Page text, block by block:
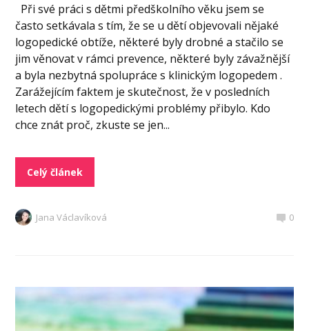
Při své práci s dětmi předškolního věku jsem se
často setkávala s tím, že se u dětí objevovali nějaké
logopedické obtíže, některé byly drobné a stačilo se
jim věnovat v rámci prevence, některé byly závažnější
a byla nezbytná spolupráce s klinickým logopedem .
Zarážejícím faktem je skutečnost, že v posledních
letech dětí s logopedickými problémy přibylo. Kdo
chce znát proč, zkuste se jen...
Celý článek
Jana Václavíková 0